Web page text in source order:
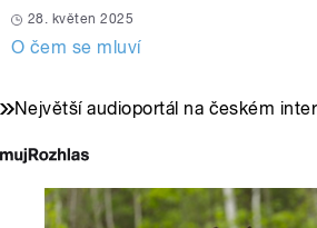
28. květen 2025
O čem se mluví
Největší audioportál na českém